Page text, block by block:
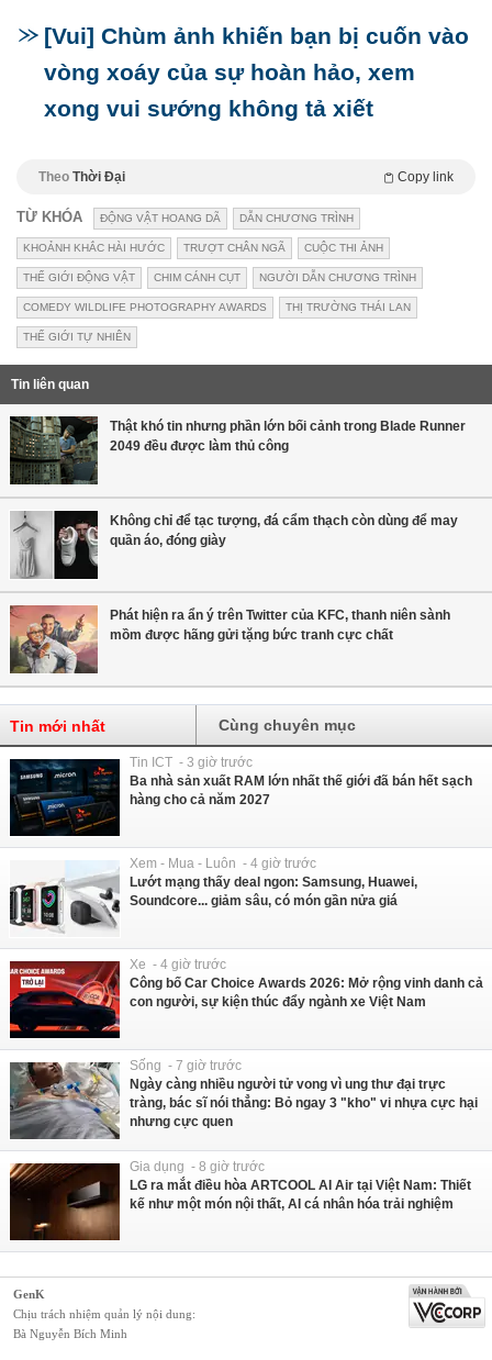
[Vui] Chùm ảnh khiến bạn bị cuốn vào
vòng xoáy của sự hoàn hảo, xem
xong vui sướng không tả xiết
Theo Thời Đại Copy link
TỪ KHÓA ĐỘNG VẬT HOANG DÃ DẪN CHƯƠNG TRÌNH
KHOẢNH KHẮC HÀI HƯỚC TRƯỢT CHÂN NGÃ CUỘC THI ẢNH
THẾ GIỚI ĐỘNG VẬT CHIM CÁNH CỤT NGƯỜI DẪN CHƯƠNG TRÌNH
COMEDY WILDLIFE PHOTOGRAPHY AWARDS THỊ TRƯỜNG THÁI LAN
THẾ GIỚI TỰ NHIÊN
Tin liên quan
Thật khó tin nhưng phần lớn bối cảnh trong Blade Runner
2049 đều được làm thủ công
Không chỉ để tạc tượng, đá cẩm thạch còn dùng để may
quần áo, đóng giày
Phát hiện ra ẩn ý trên Twitter của KFC, thanh niên sành
mồm được hãng gửi tặng bức tranh cực chất
Tin mới nhất Cùng chuyên mục
Tin ICT - 3 giờ trước
Ba nhà sản xuất RAM lớn nhất thế giới đã bán hết sạch
hàng cho cả năm 2027
Xem - Mua - Luôn - 4 giờ trước
Lướt mạng thấy deal ngon: Samsung, Huawei,
Soundcore... giảm sâu, có món gần nửa giá
Xe - 4 giờ trước
Công bố Car Choice Awards 2026: Mở rộng vinh danh cả
con người, sự kiện thúc đẩy ngành xe Việt Nam
Sống - 7 giờ trước
Ngày càng nhiều người tử vong vì ung thư đại trực
tràng, bác sĩ nói thẳng: Bỏ ngay 3 "kho" vi nhựa cực hại
nhưng cực quen
Gia dụng - 8 giờ trước
LG ra mắt điều hòa ARTCOOL AI Air tại Việt Nam: Thiết
kế như một món nội thất, AI cá nhân hóa trải nghiệm
GenK
Chịu trách nhiệm quản lý nội dung:
Bà Nguyễn Bích Minh